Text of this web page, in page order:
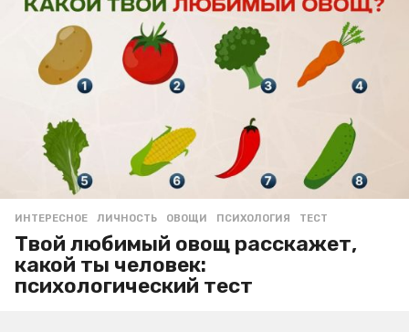
ИНТЕРЕСНОЕ ЛИЧНОСТЬ ,ОВОЩИ ,ПСИХОЛОГИЯ ,ТЕСТ
Твой любимый овощ расскажет,
какой ты человек:
психологический тест